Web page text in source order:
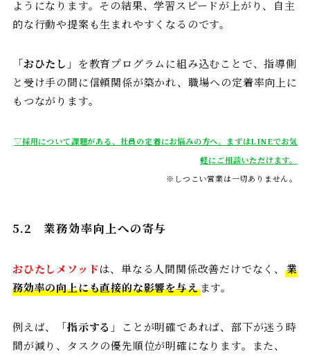
ようになります。その結果、学習スピードが上がり、自主
的な行動や提案も生まれやすくなるのです。
「おひたし 」を教育プログラムに組み込むことで、指導側
と受け手の間に信頼関係が築かれ、職場への定着率向上に
もつながります。
▽採用について課題がある、社員の定着にお悩みの方へ。まずはLINEでお気
軽にご相談いただけます。
※しつこい営業は一切ありません。
5.2業務効率向上への寄与
おひたしメソッドは、単なる人間関係改善だけでなく、業
務効率の向上にも直接的な影響を与えます。
例えば、「指示する 」ことが明確であれば、部下が迷う時
間が減り、タスクの優先順位が明確になります。また、